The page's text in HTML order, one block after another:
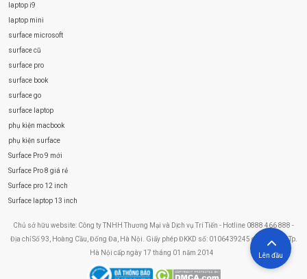
laptop i9
laptop mini
surface microsoft
surface cũ
surface pro
surface book
surface go
surface laptop
phụ kiện macbook
phụ kiện surface
Surface Pro 9 mới
Surface Pro 8 giá rẻ
Surface pro 12 inch
Surface laptop 13 inch
Chủ sở hữu website: Công ty TNHH Thương Mại và Dịch vụ Trí Tiến - Hotline 0888 466 888 -
Địa chỉ Số 93, Hoàng Cầu, Đống Đa, Hà Nội. Giấy phép ĐKKD số: 0106439245 do Sở KHĐT Tp.
Hà Nội cấp ngày 17 tháng 01 năm 2014
Lên đầu